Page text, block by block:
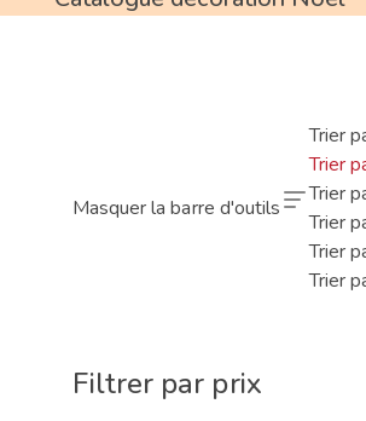
Masquer la barre d'outils
Trier
Trier
Trier
Trier
Trier
Trier
Filtrer par prix